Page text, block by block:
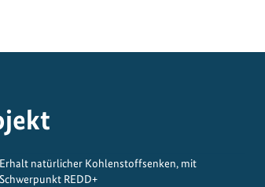
Erhalt natürlicher Kohlenstoffsenken, mit
Schwerpunkt REDD+